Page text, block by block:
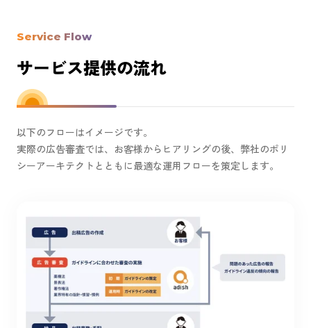
Service Flow
サービス提供の流れ
以下のフローはイメージです。
実際の広告審査では、お客様からヒアリングの後、弊社のポリ
シーアーキテクトとともに最適な運用フローを策定します。